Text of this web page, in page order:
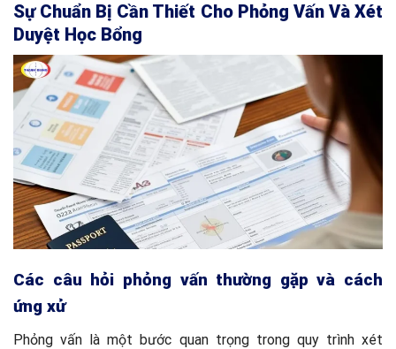
Sự Chuẩn Bị Cần Thiết Cho Phỏng Vấn Và Xét
Duyệt Học Bổng
Các câu hỏi phỏng vấn thường gặp và cách
ứng xử
Phỏng vấn là một bước quan trọng trong quy trình xét